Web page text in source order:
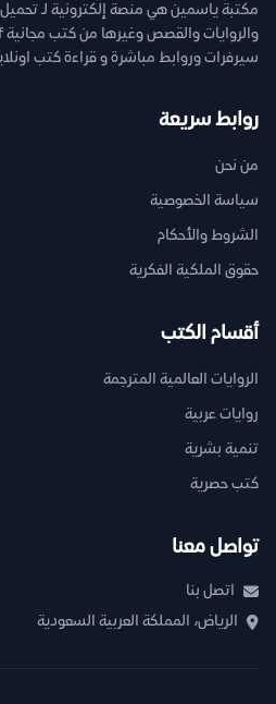
مكتبة ياسمين هي منصة إلكترونية لـ تحميل
سيرفرات وروابط مباشرة و قراءة كتب
روابط سريعة
من نحن
سياسة الخصوصية
الشروط والأحكام
حقوق الملكية الفكرية
أقسام الكتب
الروايات العالمية المترجمة
روايات عربية
تنمية بشرية
كتب حصرية
تواصل معنا
اتصل بنا
الرياض، المملكة العربية السعودية